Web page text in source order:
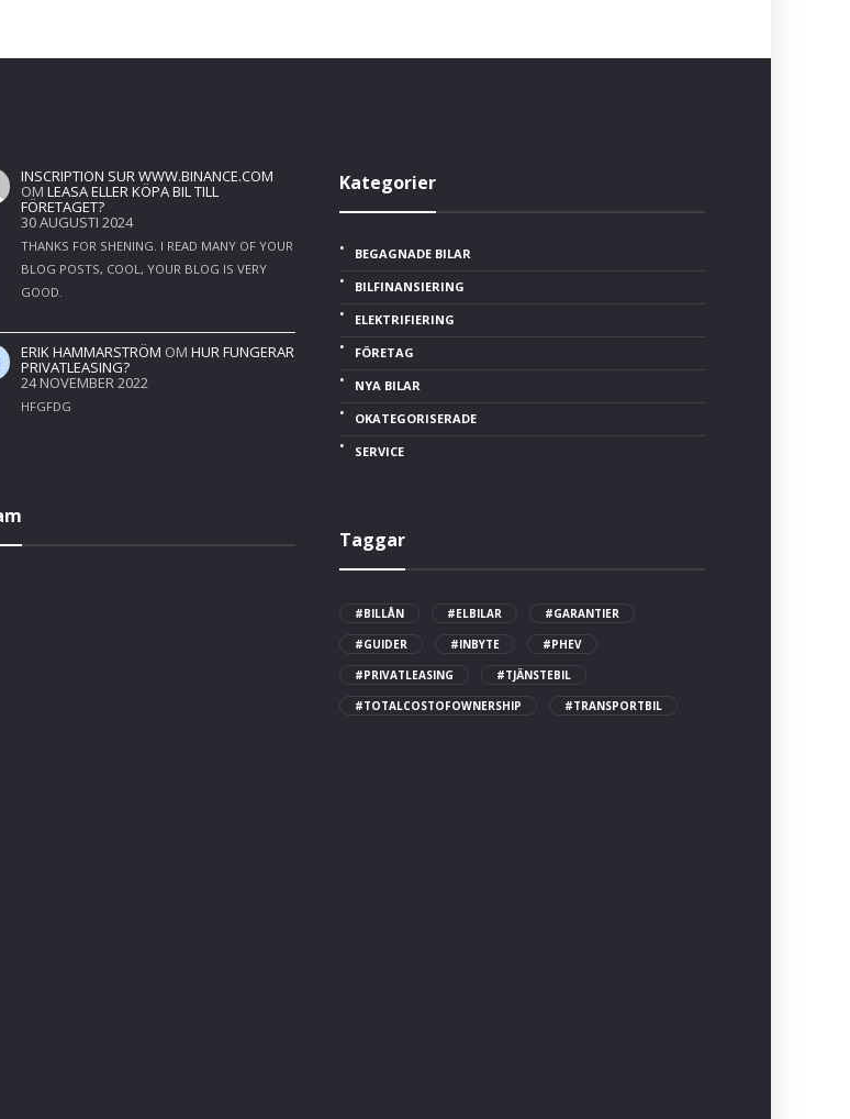
INSCRIPTION SUR WWW.BINANCE.COM
OM LEASA ELLER KÖPA BIL TILL
FÖRETAGET?
30 AUGUSTI 2024
THANKS FOR SHENING. I READ MANY OF YOUR
BLOG POSTS, COOL, YOUR BLOG IS VERY
GOOD.
ERIK HAMMARSTRÖM OM HUR FUNGERAR
PRIVATLEASING?
24 NOVEMBER 2022
HFGFDG
Kategorier
BEGAGNADE BILAR
BILFINANSIERING
ELEKTRIFIERING
FÖRETAG
NYA BILAR
OKATEGORISERADE
SERVICE
Taggar
#BILLÅN #ELBILAR
#GARANTIER
#GUIDER
#INBYTE
#PHEV
#PRIVATLEASING
#TJÄNSTEBIL
#TOTALCOSTOFOWNERSHIP
#TRANSPORTBIL